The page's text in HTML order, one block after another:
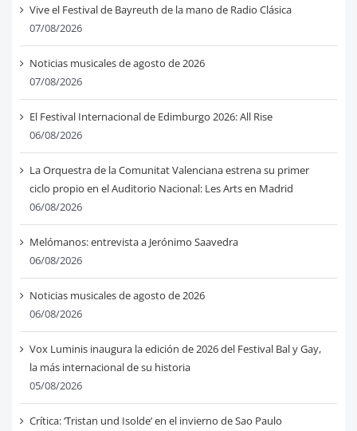
Vive el Festival de Bayreuth de la mano de Radio Clásica
07/08/2026
Noticias musicales de agosto de 2026
07/08/2026
El Festival Internacional de Edimburgo 2026: All Rise
06/08/2026
La Orquestra de la Comunitat Valenciana estrena su primer
ciclo propio en el Auditorio Nacional: Les Arts en Madrid
06/08/2026
Melómanos: entrevista a Jerónimo Saavedra
06/08/2026
Noticias musicales de agosto de 2026
06/08/2026
Vox Luminis inaugura la edición de 2026 del Festival Bal y Gay,
la más internacional de su historia
05/08/2026
Crítica: ‘Tristan und Isolde’ en el invierno de Sao Paulo